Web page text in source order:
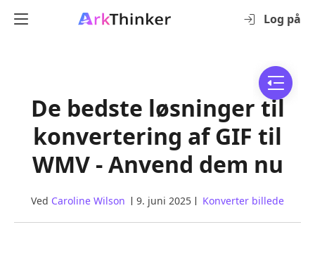
Log på
De bedste løsninger til
konvertering af GIF til
WMV - Anvend dem nu
Ved Caroline Wilson 9. juni 2025 Konverter billede